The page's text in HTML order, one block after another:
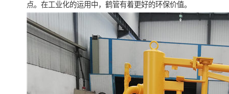
点。在工业化的运用中，鹤管有着更好的环保价值。